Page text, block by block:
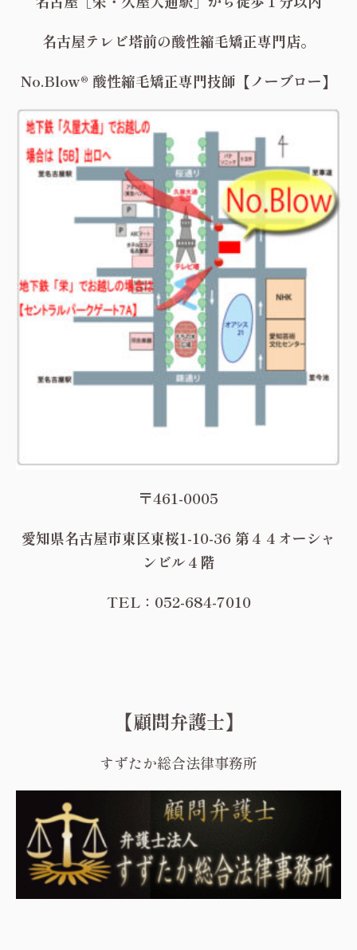
名古屋テレビ塔前の酸性縮毛矯正専門店。
No.Blow® 酸性縮毛矯正専門技師【ノーブロー】
〒461-0005
愛知県名古屋市東区東桜1-10-36 第４４オーシャ
ンビル４階
TEL：052-684-7010
【顧問弁護士】
すずたか総合法律事務所